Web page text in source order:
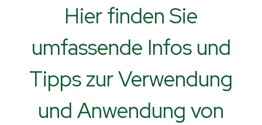
Hier finden Sie
umfassende Infos und
Tipps zur Verwendung
und Anwendung von